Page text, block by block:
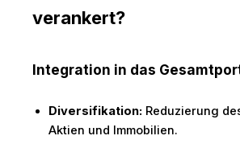
verankert?
Integration in das
Diversifikation: Reduzierung
Aktien und Immobilien.